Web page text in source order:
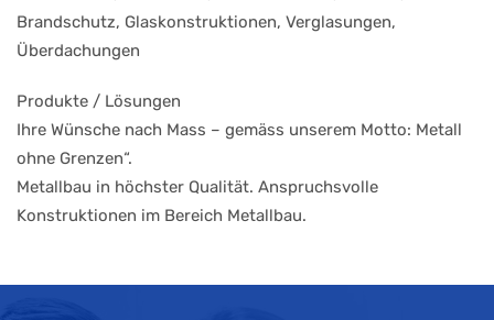
Brandschutz, Glaskonstruktionen, Verglasungen,
Überdachungen
Produkte / Lösungen
Ihre Wünsche nach Mass – gemäss unserem Motto: Metall
ohne Grenzen“.
Metallbau in höchster Qualität. Anspruchsvolle
Konstruktionen im Bereich Metallbau.